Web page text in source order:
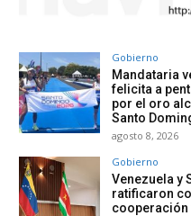
Gobierno
Mandataria
felicita a
por el oro
Santo
agosto 8, 2026
Gobierno
Venezuela y
ratificaron
cooperación